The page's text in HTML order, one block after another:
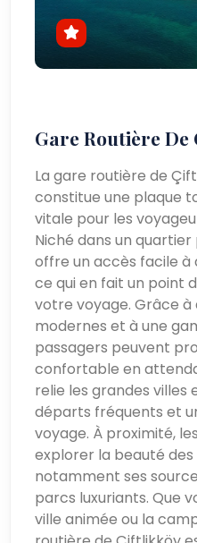
Gare Routière De
La gare routière de
constitue une plaque
vitale pour les
Niché dans un
offre un accès facile à
ce qui en fait un point
votre voyage. Grâce à
modernes et à une
passagers peuvent
confortable en
relie les grandes villes
départs fréquents et
voyage. À proximité,
explorer la beauté des
notamment ses
parcs luxuriants. Que
ville animée ou la